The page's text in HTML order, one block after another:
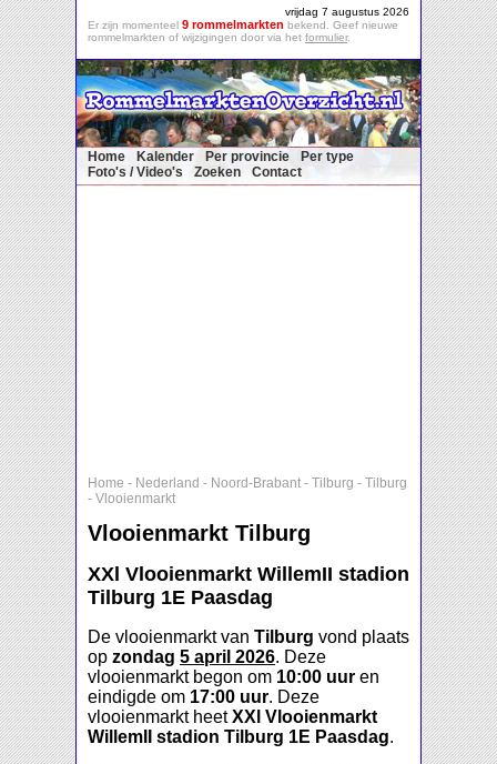
vrijdag 7 augustus 2026
Er zijn momenteel 9 rommelmarkten bekend. Geef nieuwe
rommelmarkten of wijzigingen door via het formulier.
Home Kalender Per provincie
Per type
Foto's / Video's
Zoeken Contact
Home - Nederland - Noord-Brabant - Tilburg - Tilburg
- Vlooienmarkt
Vlooienmarkt Tilburg
XXl Vlooienmarkt WillemII stadion
Tilburg 1E Paasdag
De vlooienmarkt van Tilburg vond plaats
op zondag 5 april 2026. Deze
vlooienmarkt begon om 10:00 uur en
eindigde om 17:00 uur. Deze
vlooienmarkt heetXXl Vlooienmarkt
WillemII stadion Tilburg 1E Paasdag.